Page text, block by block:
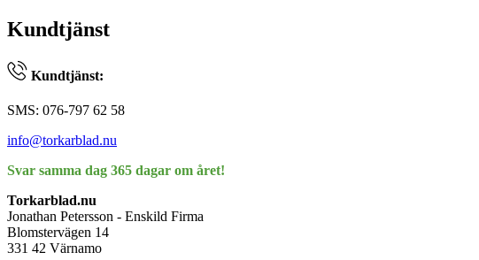
Kundtjänst
Kundtjänst:
SMS: 076-797 62 58
info@torkarblad.nu
Svar samma dag 365 dagar om året!
Torkarblad.nu
Jonathan Petersson - Enskild Firma
Blomstervägen 14
331 42 Värnamo